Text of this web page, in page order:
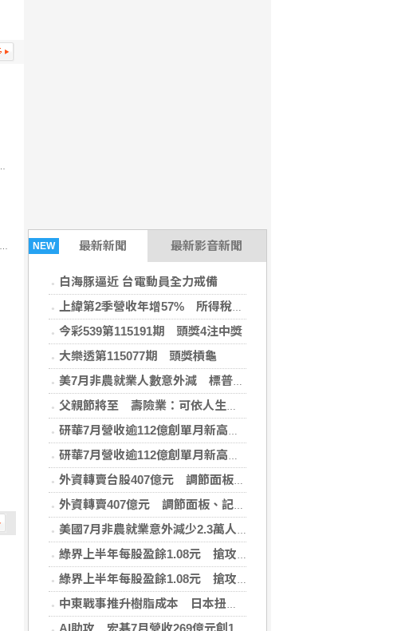
NEW 最新新聞 最新影音新聞
白海豚逼近 台電動員全力戒備
上緯第2季營收年增57% 所得稅加徵衝擊短期獲利
今彩539第115191期 頭獎4注中獎
大樂透第115077期 頭獎槓龜
美7月非農就業人數意外減 標普與那指雙雙開高
父親節將至 壽險業：可依人生階段、特定疾病做補強
研華7月營收逾112億創單月新高 樺漢164億登同期高
研華7月營收逾112億創單月新高 樺漢164億登同期高
外資轉賣台股407億元 調節面板、記憶體與主動式ETF
外資轉賣407億元 調節面板、記憶體與主動式ETF
美國7月非農就業意外減少2.3萬人 失業率降至4.1%
綠界上半年每股盈餘1.08元 搶攻AI行銷商機
綠界上半年每股盈餘1.08元 搶攻AI行銷商機
中東戰事推升樹脂成本 日本扭蛋業靠中國庫存抵銷風險
AI助攻 宏碁7月營收269億元創13年同期新高